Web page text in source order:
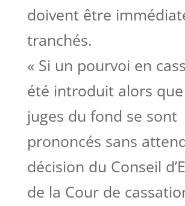
doivent être
tranchés.
« Si un pourvoi en
été introduit alors
juges du fond se sont
prononcés sans
décision du Conseil
de la Cour de